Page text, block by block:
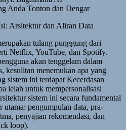
Arsitektur dan Aliran Data
tulang punggung dari
Netflix, YouTube, dan Spotify.
akan tenggelam dalam
kesulitan menemukan apa yang
sistem ini terdapat Kecerdasan
lelah untuk mempersonalisasi
sistem ini secara fundamental
utama: pengumpulan data, pra-
penyajian rekomendasi, dan
loop).